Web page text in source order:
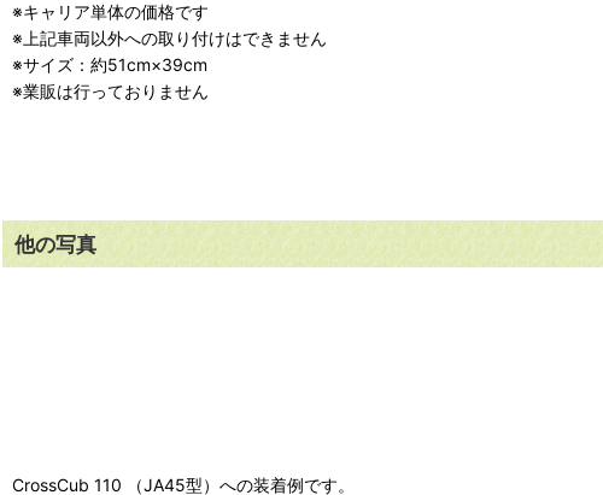
※キャリア単体の価格です
※上記車両以外への取り付けはできません
※サイズ：約51cm×39cm
※業販は行っておりません
他の写真
CrossCub 110 （JA45型）への装着例です。